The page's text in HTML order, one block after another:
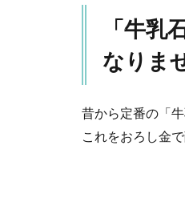
水鉄
はま
た違
しろ
さ！
「牛
なりま
昔から定番の「牛
これをおろし金